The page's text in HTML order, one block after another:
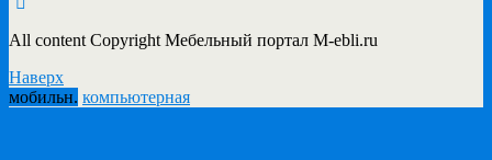
All content Copyright Мебельный портал M-ebli.ru
Наверх
мобильн. компьютерная